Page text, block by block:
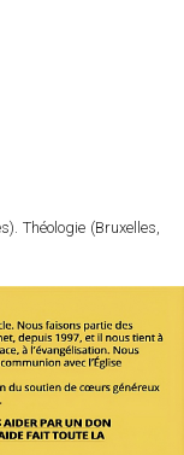
Théologie (Bruxelles,